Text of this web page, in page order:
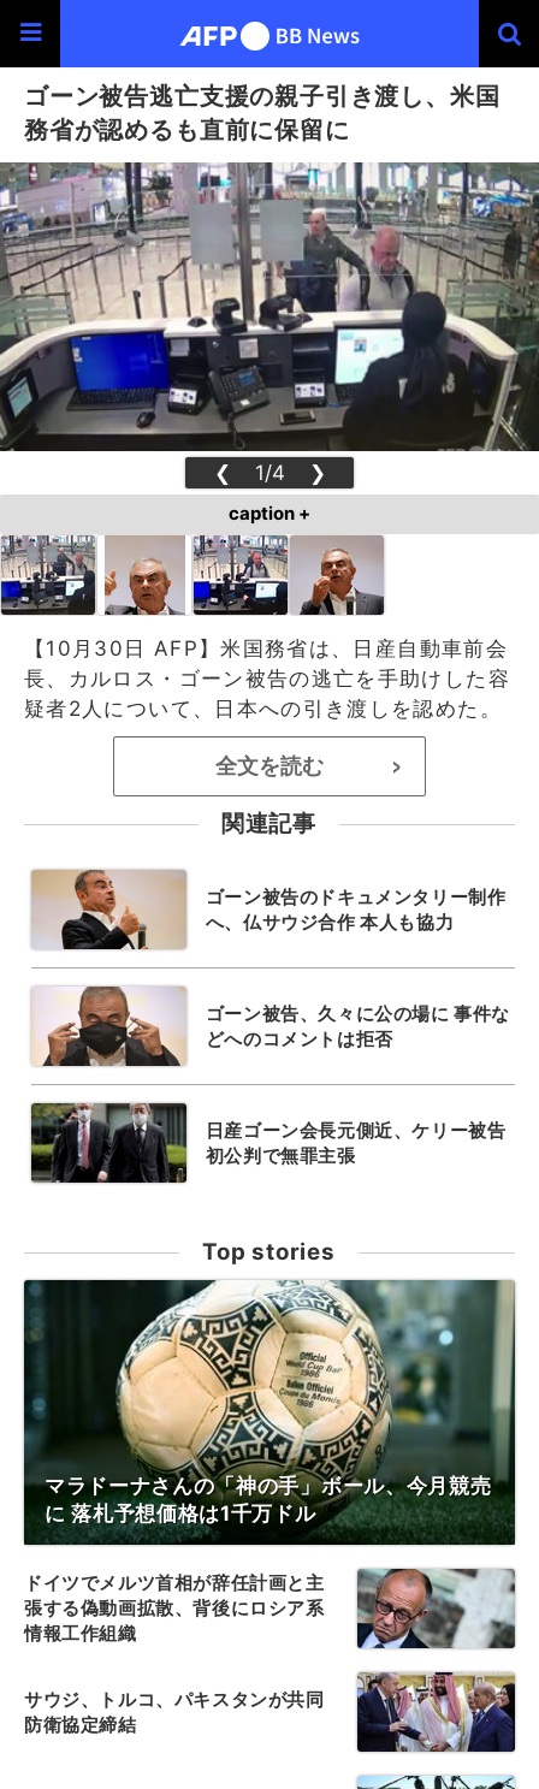
ゴーン被告逃亡支援の親子引き渡し、米国
務省が認めるも直前に保留に
❮ 1/4 ❯
caption +
【10月30日 AFP】米国務省は、日産自動車前会
長、カルロス・ゴーン被告の逃亡を手助けした容
疑者2人について、日本への引き渡しを認めた。
全文を読む >
関連記事
ゴーン被告のドキュメンタリー制作
へ、仏サウジ合作 本人も協力
ゴーン被告、久々に公の場に 事件な
どへのコメントは拒否
日産ゴーン会長元側近、ケリー被告
初公判で無罪主張
Top stories
マラドーナさんの「神の手」ボール、今月競売
に 落札予想価格は1千万ドル
ドイツでメルツ首相が辞任計画と主
張する偽動画拡散、背後にロシア系
情報工作組織
サウジ、トルコ、パキスタンが共同
防衛協定締結